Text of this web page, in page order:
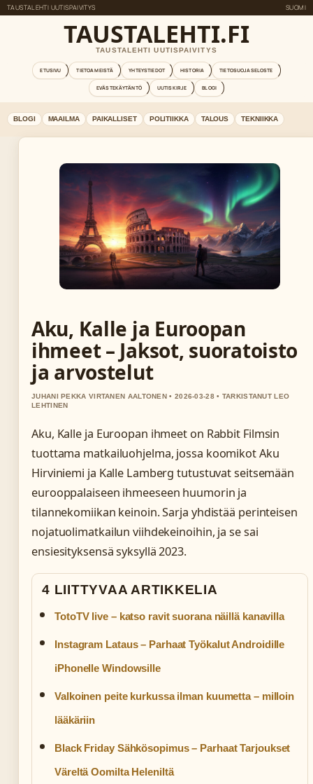
TAUSTALEHTI UUTISPAIVITYS SUOMI
TAUSTALEHTI.FI
TAUSTALEHTI UUTISPAIVITYS
ETUSIVU TIETOA MEISTÄ YHTEYSTIEDOT HISTORIA TIETOSUOJASELOSTE
EVÄSTEKÄYTÄNTÖ UUTISKIRJE BLOGI
BLOGI MAAILMA PAIKALLISET POLITIIKKA TALOUS TEKNIIKKA
Aku, Kalle ja Euroopan
ihmeet – Jaksot, suoratoisto
ja arvostelut
JUHANI PEKKA VIRTANEN AALTONEN • 2026-03-28 • TARKISTANUT LEO
LEHTINEN
Aku, Kalle ja Euroopan ihmeet on Rabbit Filmsin
tuottama matkailuohjelma, jossa koomikot Aku
Hirviniemi ja Kalle Lamberg tutustuvat seitsemään
eurooppalaiseen ihmeeseen huumorin ja
tilannekomiikan keinoin. Sarja yhdistää perinteisen
nojatuolimatkailun viihdekeinoihin, ja se sai
ensiesityksensä syksyllä 2023.
4 LIITTYVAA ARTIKKELIA
TotoTV live – katso ravit suorana näillä kanavilla
Instagram Lataus – Parhaat Työkalut Androidille
iPhonelle Windowsille
Valkoinen peite kurkussa ilman kuumetta – milloin
lääkäriin
Black Friday Sähkösopimus – Parhaat Tarjoukset
Väreltä Oomilta Heleniltä